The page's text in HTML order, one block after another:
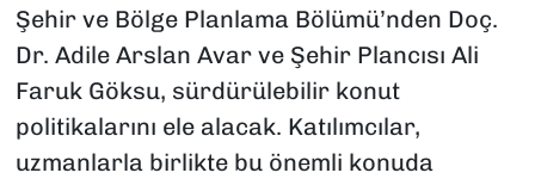
Şehir ve Bölge Planlama Bölümü’nden Doç.
Dr. Adile Arslan Avar ve Şehir Plancısı Ali
Faruk Göksu, sürdürülebilir konut
politikalarını ele alacak. Katılımcılar,
uzmanlarla birlikte bu önemli konuda